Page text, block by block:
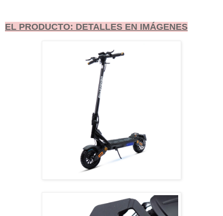
EL PRODUCTO: DETALLES EN IMÁGENES